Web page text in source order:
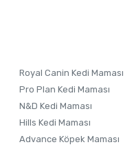
Royal Canin Kedi Maması
Pro Plan Kedi Maması
N&D Kedi Maması
Hills Kedi Maması
Advance Köpek Maması